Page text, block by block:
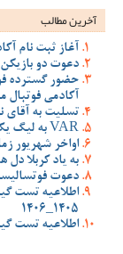
آخرین مطالب
آغاز ثبت نام
دعوت دو
حضور گسترده
آکادمی
تسلیت به آقای
VAR به لیگ یک می آید؟!
اواخر شهریور
به یاد کربلا
دعوت
اطلاعیه تست
1405_1406
اطلاعیه تست گیری